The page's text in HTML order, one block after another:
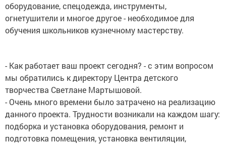
оборудование, спецодежда, инструменты,
огнетушители и многое другое - необходимое для
обучения школьников кузнечному мастерству.
- Как работает ваш проект сегодня? - с этим вопросом
мы обратились к директору Центра детского
творчества Светлане Мартышовой.
- Очень много времени было затрачено на реализацию
данного проекта. Трудности возникали на каждом шагу:
подборка и установка оборудования, ремонт и
подготовка помещения, установка вентиляции,